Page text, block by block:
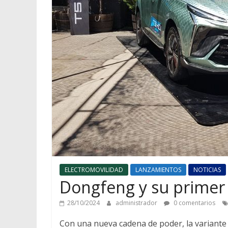
ELECTROMOVILIDAD LANZAMIENTOS NOTICIAS
Dongfeng y su primer
28/10/2024 administrador 0 comentarios
Con una nueva cadena de poder, la